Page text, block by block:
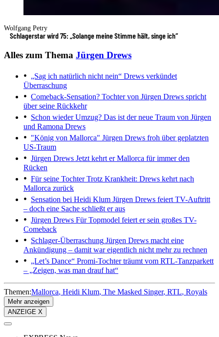
Wolfgang Petry
Schlagerstar wird 75: „Solange meine Stimme hält, singe ich“
Alles zum Thema Jürgen Drews
„Sag ich natürlich nicht nein“ Drews verkündet
Überraschung
Comeback-Sensation? Tochter von Jürgen Drews spricht
über seine Rückkehr
Schon wieder Umzug? Das ist der neue Traum von Jürgen
und Ramona Drews
"König von Mallorca" Jürgen Drews froh über geplatzten
US-Traum
Jürgen Drews Jetzt kehrt er Mallorca für immer den
Rücken
Für seine TochterTrotz Krankheit: Drews kehrt nach
Mallorca zurück
Sensation bei Heidi Klum Jürgen Drews feiert TV-Auftritt
– doch eine Sache schließt er aus
Jürgen Drews Für Topmodel feiert er sein großes TV-
Comeback
Schlager-Überraschung Jürgen Drews macht eine
Ankündigung – damit war eigentlich nicht mehr zu rechnen
„Let’s Dance“ Promi-Tochter träumt vom RTL-Tanzparkett
– „Zeigen, was man drauf hat“
Themen:Mallorca Heidi Klum The Masked Singer RTL Royals
Mehr anzeigen
ANZEIGE X